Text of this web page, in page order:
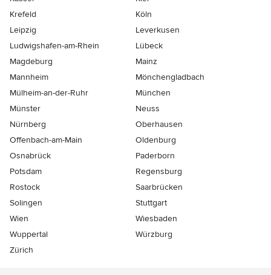
Krefeld
Köln
Leipzig
Leverkusen
Ludwigshafen-am-Rhein
Lübeck
Magdeburg
Mainz
Mannheim
Mönchen­gladbach
Mülheim-an-der-Ruhr
München
Münster
Neuss
Nürnberg
Oberhausen
Offenbach-am-Main
Oldenburg
Osnabrück
Paderborn
Potsdam
Regensburg
Rostock
Saarbrücken
Solingen
Stuttgart
Wien
Wiesbaden
Wuppertal
Würzburg
Zürich